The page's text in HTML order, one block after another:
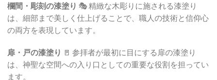
欄間・彫刻の漆塗り 🎭 精緻な木彫りに施される漆塗り
は、細部まで美しく仕上げることで、職人の技術と信仰心
の両方を表現しています。
扉・戸の漆塗り 🚪 参拝者が最初に目にする扉の漆塗り
は、神聖な空間への入り口としての重要な役割を担ってい
ます。